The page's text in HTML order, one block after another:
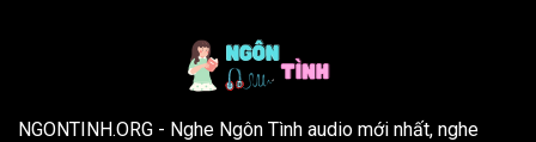
NGONTINH.ORG - Nghe Ngôn Tình audio mới nhất, nghe